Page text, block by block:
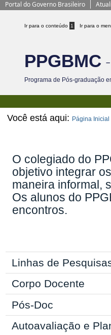
Portal do Governo Brasileiro
Ir para o conteúdo 1 Ir para o
PPGBMC
Programa de Pós-graduação
Você está aqui: Página Inicial
O colegiado do
objetivo integrar
maneira informal,
Os alunos do
encontros.
Linhas de Pesquisas
Corpo Docente